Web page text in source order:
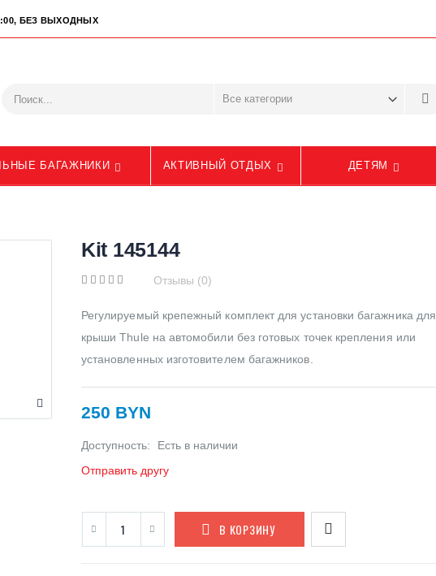
БЕЗ ВЫХОДНЫХ
БАГАЖНИКИ АКТИВНЫЙ ОТДЫХ ДЕТЯМ
Kit 145144
Отзывы (0)
Регулируемый крепежный комплект для установки багажника для
крыши Thule на автомобили без готовых точек крепления или
установленных изготовителем багажников.
250 BYN
Доступность:
Есть в наличии
Отправить другу
В КОРЗИНУ